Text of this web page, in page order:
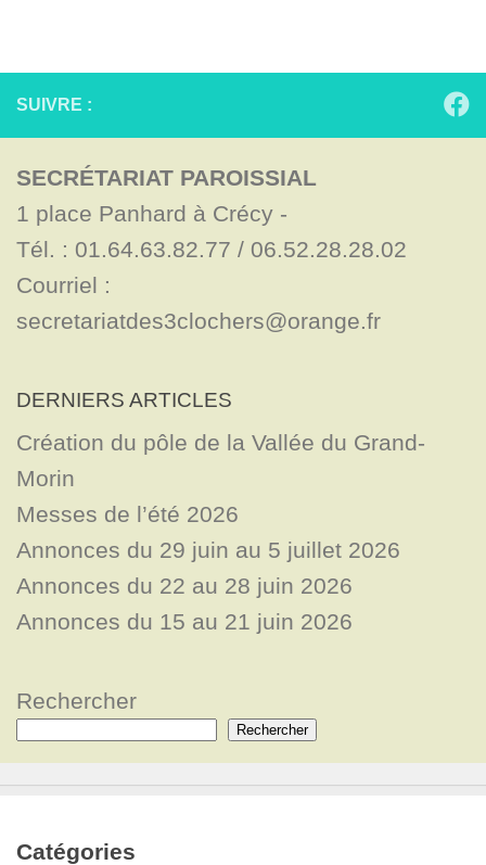
SUIVRE :
SECRÉTARIAT PAROISSIAL
1 place Panhard à Crécy -
Tél. : 01.64.63.82.77 / 06.52.28.28.02
Courriel :
secretariatdes3clochers@orange.fr
DERNIERS ARTICLES
Création du pôle de la Vallée du Grand-
Morin
Messes de l’été 2026
Annonces du 29 juin au 5 juillet 2026
Annonces du 22 au 28 juin 2026
Annonces du 15 au 21 juin 2026
Rechercher
Rechercher
Catégories